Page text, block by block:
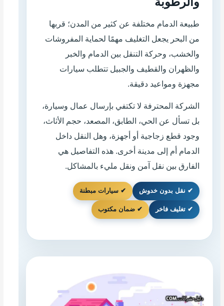
طبيعة الدمام مختلفة عن كثير من المدن؛ قربها
من البحر يجعل التغليف مهمًا لحماية المفروشات
والخشب، وحركة التنقل بين الدمام والخبر
والظهران والقطيف والجبيل تتطلب سيارات
مجهزة ومواعيد دقيقة.
الشركة المحترفة لا تكتفي بإرسال عمال وسيارة،
بل تسأل عن الحي، الطابق، المصعد، حجم الأثاث،
وجود قطع زجاجية أو أجهزة، وهل النقل داخل
الدمام أم إلى مدينة أخرى. هذه التفاصيل هي
الفارق بين نقل آمن ونقل مليء بالمشاكل.
✔ نقل بدون خدوش ✔ سيارات مبطنة
✔ تغليف فاخر ✔ ضمان مكتوب